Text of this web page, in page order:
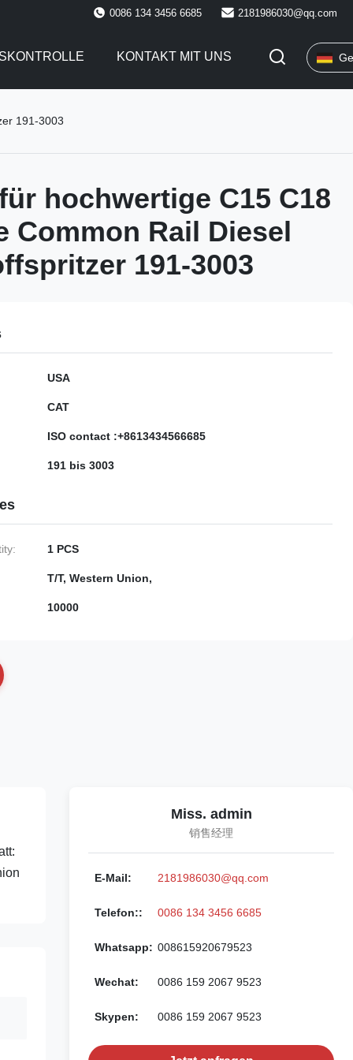
0086 134 3456 6685 2181986030@qq.com
KONTAKT MIT UNS
191-3003
hochwertige C15 C18
Common Rail Diesel
191-3003
USA
CAT
ISO contact :+8613434566685
191 bis 3003
1 PCS
T/T, Western Union,
10000
Miss. admin
销售经理
E-Mail: 2181986030@qq.com
Telefon:: 0086 134 3456 6685
Whatsapp: 008615920679523
Wechat: 0086 159 2067 9523
Skypen: 0086 159 2067 9523